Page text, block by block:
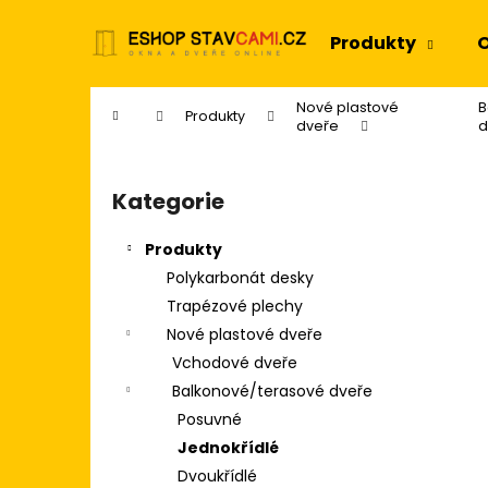
Produkty
Domů Produkty
Nové plastové
dveře
Přeskočit
kategorie
Kategorie
Produkty
Polykarbonát desky
Trapézové plechy
Nové plastové dveře
Vchodové dveře
Balkonové/terasové dveře
Posuvné
Jednokřídlé
Dvoukřídlé
Zpět
Zpět